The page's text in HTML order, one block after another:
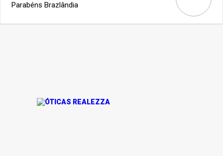
Parabéns Brazlândia